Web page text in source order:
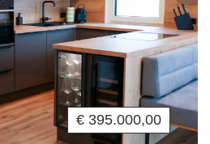
€ 395.000,00